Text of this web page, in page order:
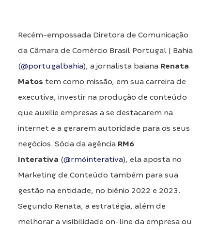
Recém-empossada Diretora de Comunicação
da Câmara de Comércio Brasil Portugal | Bahia
(@portugalbahia), a jornalista baianaRenata
Matos tem como missão, em sua carreira de
executiva, investir na produção de conteúdo
que auxilie empresas a se destacarem na
internet e a gerarem autoridade para os seus
negócios. Sócia da agênciaRM6
Interativa(@rm6interativa), ela aposta no
Marketing de Conteúdo também para sua
gestão na entidade, no biênio 2022 e 2023.
Segundo Renata, a estratégia, além de
melhorar a visibilidade on-line da empresa ou